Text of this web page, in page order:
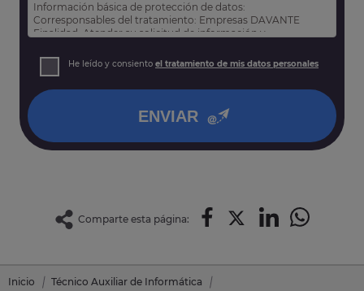
Información básica de protección de datos:
Corresponsables del tratamiento: Empresas DAVANTE
Finalidad: Atender su solicitud de información y
Derechos: Puede acceder, rectificar y suprimir sus datos,
así como otros derechos tal y como se explica en nuestra
He leído y consiento el tratamiento de mis datos personales
ENVIAR
Comparte esta página:
Inicio
Técnico Auxiliar de Informática